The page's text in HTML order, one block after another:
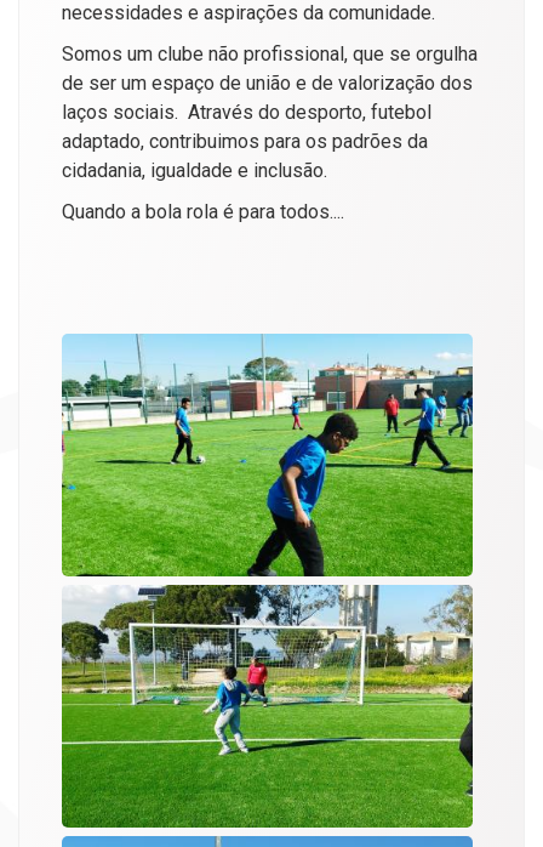
necessidades e aspirações da comunidade.
Somos um clube não profissional, que se orgulha
de ser um espaço de união e de valorização dos
laços sociais. Através do desporto, futebol
adaptado, contribuimos para os padrões da
cidadania, igualdade e inclusão.
Quando a bola rola é para todos....